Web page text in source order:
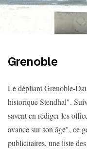
Grenoble
Le dépliant Grenoble-
historique Stendhal".
savent en rédiger les
avance sur son âge", ce
publicitaires, une liste